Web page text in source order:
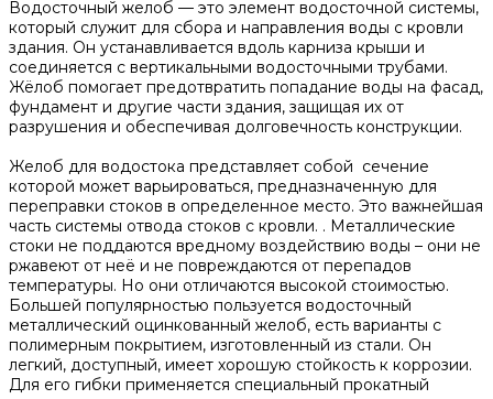
Водосточный желоб — это элемент водосточной системы,
который служит для сбора и направления воды с кровли
здания. Он устанавливается вдоль карниза крыши и
соединяется с вертикальными водосточными трубами.
Жёлоб помогает предотвратить попадание воды на фасад,
фундамент и другие части здания, защищая их от
разрушения и обеспечивая долговечность конструкции.
Желоб для водостока представляет собой сечение
которой может варьироваться, предназначенную для
переправки стоков в определенное место. Это важнейшая
часть системы отвода стоков с кровли. . Металлические
стоки не поддаются вредному воздействию воды – они не
ржавеют от неё и не повреждаются от перепадов
температуры. Но они отличаются высокой стоимостью.
Большей популярностью пользуется водосточный
металлический оцинкованный желоб, есть варианты с
полимерным покрытием, изготовленный из стали. Он
легкий, доступный, имеет хорошую стойкость к коррозии.
Для его гибки применяется специальный прокатный